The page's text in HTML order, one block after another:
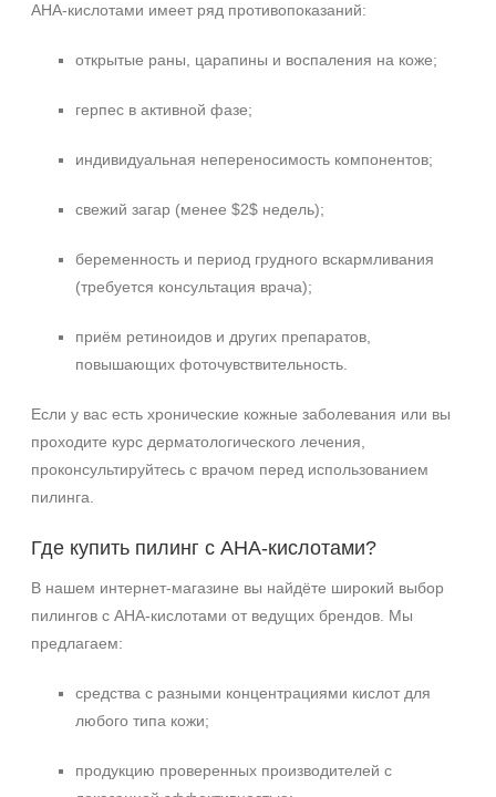
АНА‑кислотами имеет ряд противопоказаний:
открытые раны, царапины и воспаления на коже;
герпес в активной фазе;
индивидуальная непереносимость компонентов;
свежий загар (менее $2$ недель);
беременность и период грудного вскармливания
(требуется консультация врача);
приём ретиноидов и других препаратов,
повышающих фоточувствительность.
Если у вас есть хронические кожные заболевания или вы
проходите курс дерматологического лечения,
проконсультируйтесь с врачом перед использованием
пилинга.
Где купить пилинг с АНА‑кислотами?
В нашем интернет‑магазине вы найдёте широкий выбор
пилингов с АНА‑кислотами от ведущих брендов. Мы
предлагаем:
средства с разными концентрациями кислот для
любого типа кожи;
продукцию проверенных производителей с